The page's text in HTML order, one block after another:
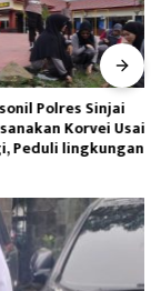
Sinjai
Korvei Usai Apel
lingkungan